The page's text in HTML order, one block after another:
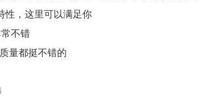
性，这里可以满足你
不错
量都挺不错的